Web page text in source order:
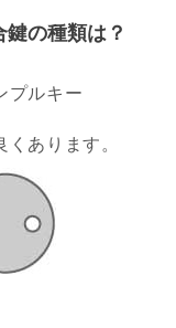
の種類は？
プルキー
くあります。